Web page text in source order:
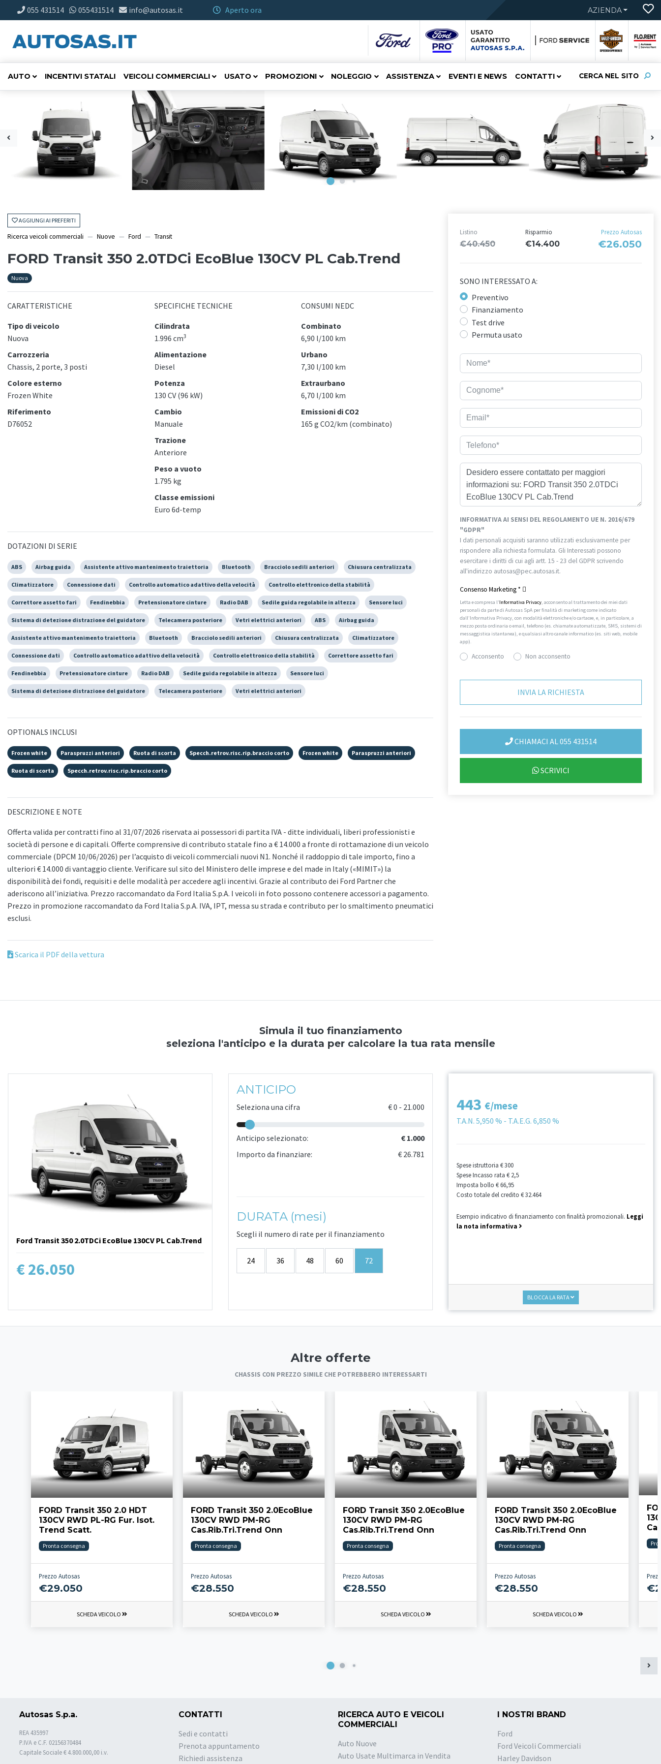
055 431514 055431514 info@autosas.it Aperto ora AZIENDA
CERCA NEL SITO
AUTO INCENTIVI STATALI VEICOLI COMMERCIALI USATO PROMOZIONI NOLEGGIO ASSISTENZA EVENTI E NEWS CONTATTI
AGGIUNGI AI PREFERITI
Ricerca veicoli commerciali Nuove Ford Transit
FORD Transit 350 2.0TDCi EcoBlue 130CV PL Cab.Trend
Nuova
CARATTERISTICHE
Tipo di veicolo
Nuova
Carrozzeria
Chassis, 2 porte, 3 posti
Colore esterno
Frozen White
Riferimento
D76052
SPECIFICHE TECNICHE
Cilindrata
1.996 cm3
Alimentazione
Diesel
Potenza
130 CV (96 kW)
Cambio
Manuale
Trazione
Anteriore
Peso a vuoto
1.795 kg
Classe emissioni
Euro 6d-temp
CONSUMI NEDC
Combinato
6,90 l/100 km
Urbano
7,30 l/100 km
Extraurbano
6,70 l/100 km
Emissioni di CO2
165 g CO2/km (combinato)
DOTAZIONI DI SERIE
ABS Airbag guida Assistente attivo mantenimento traiettoria Bluetooth Bracciolo sedili anteriori Chiusura centralizzata
Climatizzatore Connessione dati Controllo automatico adattivo della velocità Controllo elettronico della stabilità
Correttore assetto fari Fendinebbia Pretensionatore cinture Radio DAB Sedile guida regolabile in altezza Sensore luci
Sistema di detezione distrazione del guidatore Telecamera posteriore Vetri elettrici anteriori ABS Airbag guida
Assistente attivo mantenimento traiettoria Bluetooth Bracciolo sedili anteriori Chiusura centralizzata Climatizzatore
Connessione dati Controllo automatico adattivo della velocità Controllo elettronico della stabilità Correttore assetto fari
Fendinebbia Pretensionatore cinture Radio DAB Sedile guida regolabile in altezza Sensore luci
Sistema di detezione distrazione del guidatore Telecamera posteriore Vetri elettrici anteriori
OPTIONALS INCLUSI
Frozen white Paraspruzzi anteriori Ruota di scorta Specch.retrov.risc.rip.braccio corto Frozen white Paraspruzzi anteriori
Ruota di scorta Specch.retrov.risc.rip.braccio corto
DESCRIZIONE E NOTE
Offerta valida per contratti fino al 31/07/2026 riservata ai possessori di partita IVA - ditte individuali, liberi professionisti e
società di persone e di capitali. Offerte comprensive di contributo statale fino a € 14.000 a fronte di rottamazione di un veicolo
commerciale (DPCM 10/06/2026) per l’acquisto di veicoli commerciali nuovi N1. Nonché il raddoppio di tale importo, fino a
ulteriori € 14.000 di vantaggio cliente. Verificare sul sito del Ministero delle imprese e del made in Italy («MIMIT») la
disponibilità dei fondi, requisiti e delle modalità per accedere agli incentivi. Grazie al contributo dei Ford Partner che
aderiscono all’iniziativa. Prezzo raccomandato da Ford Italia S.p.A. I veicoli in foto possono contenere accessori a pagamento.
Prezzo in promozione raccomandato da Ford Italia S.p.A. IVA, IPT, messa su strada e contributo per lo smaltimento pneumatici
esclusi.
Scarica il PDF della vettura
Listino
€40.450
Risparmio
€14.400
Prezzo Autosas
€26.050
SONO INTERESSATO A:
Preventivo
Finanziamento
Test drive
Permuta usato
INFORMATIVA AI SENSI DEL REGOLAMENTO UE N. 2016/679
"GDPR"
I dati personali acquisiti saranno utilizzati esclusivamente per
rispondere alla richiesta formulata. Gli Interessati possono
esercitare i diritti di cui agli artt. 15 - 23 del GDPR scrivendo
all'indirizzo autosas@pec.autosas.it.
Consenso Marketing *
Letta e compresa l’Informativa Privacy, acconsento al trattamento dei miei dati
personali da parte di Autosas SpA per finalità di marketing come indicato
dall’Informativa Privacy, con modalità elettroniche e/o cartacee, e, in particolare, a
mezzo posta ordinaria o email, telefono (es. chiamate automatizzate, SMS, sistemi di
messaggistica istantanea), e qualsiasi altro canale informatico (es. siti web, mobile
app).
Acconsento Non acconsento
CHIAMACI AL 055 431514
SCRIVICI
Simula il tuo finanziamento
seleziona l'anticipo e la durata per calcolare la tua rata mensile
Ford Transit 350 2.0TDCi EcoBlue 130CV PL Cab.Trend
€ 26.050
ANTICIPO
Seleziona una cifra €0 - 21.000
Anticipo selezionato:
€ 1.000
Importo da finanziare:
€ 26.781
DURATA (mesi)
Scegli il numero di rate per il finanziamento
24 36 48 60 72
443 €/mese
T.A.N. 5,950 % - T.A.E.G. 6,850 %
Spese istruttoria € 300
Spese Incasso rata € 2,5
Imposta bollo € 66,95
Costo totale del credito € 32.464
Esempio indicativo di finanziamento con finalità promozionali. Leggi
la nota informativa
BLOCCA LA RATA
Altre offerte
CHASSIS CON PREZZO SIMILE CHE POTREBBERO INTERESSARTI
FORD Transit 350 2.0 HDT
130CV RWD PL-RG Fur. Isot.
Trend Scatt.
Pronta consegna
Prezzo Autosas
€29.050
SCHEDA VEICOLO
FORD Transit 350 2.0EcoBlue
130CV RWD PM-RG
Cas.Rib.Tri.Trend Onn
Pronta consegna
Prezzo Autosas
€28.550
SCHEDA VEICOLO
FORD Transit 350 2.0EcoBlue
130CV RWD PM-RG
Cas.Rib.Tri.Trend Onn
Pronta consegna
Prezzo Autosas
€28.550
SCHEDA VEICOLO
FORD Transit 350 2.0EcoBlue
130CV RWD PM-RG
Cas.Rib.Tri.Trend Onn
Pronta consegna
Prezzo Autosas
€28.550
SCHEDA VEICOLO
Autosas S.p.a.
REA 435997
P.IVA e C.F. 02156370484
Capitale Sociale € 4.800.000,00 i.v.
CONTATTI
Sedi e contatti
Prenota appuntamento
Richiedi assistenza
RICERCA AUTO E VEICOLI
COMMERCIALI
Auto Nuove
Auto Usate Multimarca in Vendita
I NOSTRI BRAND
Ford
Ford Veicoli Commerciali
Harley Davidson